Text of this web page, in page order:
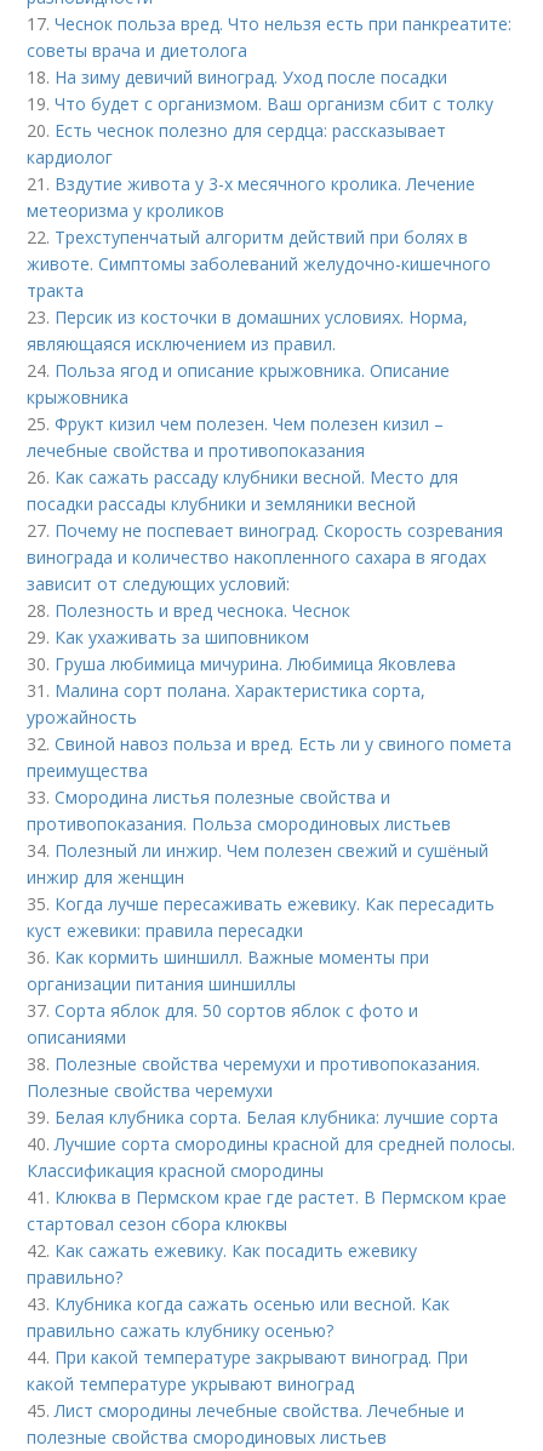
17.Чеснок польза вред. Что нельзя есть при панкреатите:
советы врача и диетолога
18. На зиму девичий виноград. Уход после посадки
19.Что будет с организмом. Ваш организм сбит с толку
20. Есть чеснок полезно для сердца: рассказывает
кардиолог
21. Вздутие живота у 3-х месячного кролика. Лечение
метеоризма у кроликов
22. Трехступенчатый алгоритм действий при болях в
животе. Симптомы заболеваний желудочно-кишечного
тракта
23. Персик из косточки в домашних условиях. Норма,
являющаяся исключением из правил.
24. Польза ягод и описание крыжовника. Описание
крыжовника
25.Фрукт кизил чем полезен. Чем полезен кизил –
лечебные свойства и противопоказания
26. Как сажать рассаду клубники весной. Место для
посадки рассады клубники и земляники весной
27. Почему не поспевает виноград. Скорость созревания
винограда и количество накопленного сахара в ягодах
зависит от следующих условий:
28. Полезность и вред чеснока. Чеснок
29. Как ухаживать за шиповником
30. Груша любимица мичурина. Любимица Яковлева
31. Малина сорт полана. Характеристика сорта,
урожайность
32.Свиной навоз польза и вред. Есть ли у свиного помета
преимущества
33.Смородина листья полезные свойства и
противопоказания. Польза смородиновых листьев
34. Полезный ли инжир. Чем полезен свежий и сушёный
инжир для женщин
35. Когда лучше пересаживать ежевику. Как пересадить
куст ежевики: правила пересадки
36. Как кормить шиншилл. Важные моменты при
организации питания шиншиллы
37.Сорта яблок для. 50 сортов яблок с фото и
описаниями
38. Полезные свойства черемухи и противопоказания.
Полезные свойства черемухи
39. Белая клубника сорта. Белая клубника: лучшие сорта
40.Лучшие сорта смородины красной для средней полосы.
Классификация красной смородины
41. Клюква в Пермском крае где растет. В Пермском крае
стартовал сезон сбора клюквы
42. Как сажать ежевику. Как посадить ежевику
правильно?
43. Клубника когда сажать осенью или весной. Как
правильно сажать клубнику осенью?
44. При какой температуре закрывают виноград. При
какой температуре укрывают виноград
45.Лист смородины лечебные свойства. Лечебные и
полезные свойства смородиновых листьев